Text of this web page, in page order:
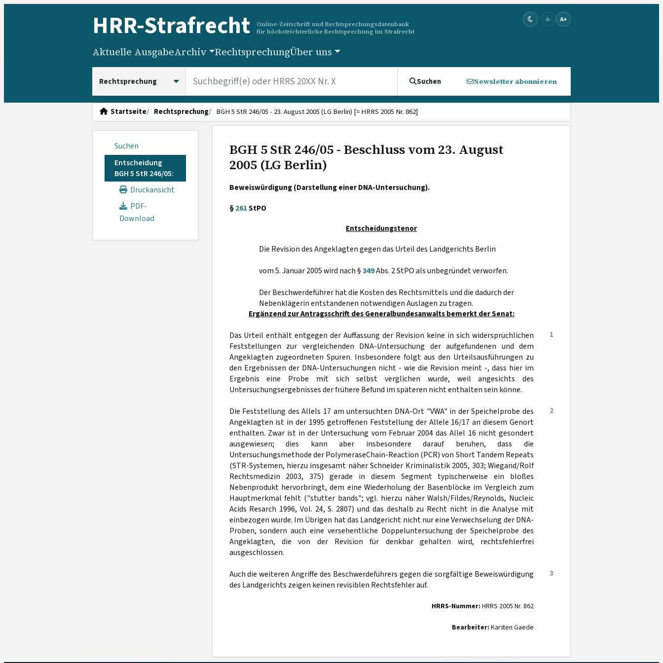
HRR-Strafrecht
Online-Zeitschrift und Rechtsprechungsdatenbank
für höchstrichterliche Rechtsprechung im Strafrecht
A- A+
Aktuelle AusgabeArchiv RechtsprechungÜber uns
Suchen Newsletter abonnieren
Startseite Rechtsprechung BGH 5 StR 246/05 - 23. August 2005 (LG Berlin) [= HRRS 2005 Nr. 862]
Suchen
Entscheidung
BGH 5 StR 246/05:
Druckansicht
PDF-
Download
BGH 5 StR 246/05 - Beschluss vom 23. August
2005 (LG Berlin)
Beweiswürdigung (Darstellung einer DNA-Untersuchung).
§261StPO
Entscheidungstenor
Die Revision des Angeklagten gegen das Urteil des Landgerichts Berlin
vom 5. Januar 2005 wird nach §349Abs. 2 StPO als unbegründet verworfen.
Der Beschwerdeführer hat die Kosten des Rechtsmittels und die dadurch der
Nebenklägerin entstandenen notwendigen Auslagen zu tragen.
Ergänzend zur Antragsschrift des Generalbundesanwalts bemerkt der Senat:
1
Das Urteil enthält entgegen der Auffassung der Revision keine in sich widersprüchlichen
Feststellungen zur vergleichenden DNA-Untersuchung der aufgefundenen und dem
Angeklagten zugeordneten Spuren. Insbesondere folgt aus den Urteilsausführungen zu
den Ergebnissen der DNA-Untersuchungen nicht - wie die Revision meint -, dass hier im
Ergebnis eine Probe mit sich selbst verglichen wurde, weil angesichts des
Untersuchungsergebnisses der frühere Befund im späteren nicht enthalten sein könne.
2
Die Feststellung des Allels 17 am untersuchten DNA-Ort "VWA" in der Speichelprobe des
Angeklagten ist in der 1995 getroffenen Feststellung der Allele 16/17 an diesem Genort
enthalten. Zwar ist in der Untersuchung vom Februar 2004 das Allel 16 nicht gesondert
ausgewiesen; dies kann aber insbesondere darauf beruhen, dass die
Untersuchungsmethode der PolymeraseChain-Reaction (PCR) von Short Tandem Repeats
(STR-Systemen, hierzu insgesamt näher Schneider Kriminalistik 2005, 303; Wiegand/Rolf
Rechtsmedizin 2003, 375) gerade in diesem Segment typischerweise ein bloßes
Nebenprodukt hervorbringt, dem eine Wiederholung der Basenblöcke im Vergleich zum
Hauptmerkmal fehlt ("stutter bands"; vgl. hierzu näher Walsh/Fildes/Reynolds, Nucleic
Acids Resarch 1996, Vol. 24, S. 2807) und das deshalb zu Recht nicht in die Analyse mit
einbezogen wurde. Im Übrigen hat das Landgericht nicht nur eine Verwechselung der DNA-
Proben, sondern auch eine versehentliche Doppeluntersuchung der Speichelprobe des
Angeklagten, die von der Revision für denkbar gehalten wird, rechtsfehlerfrei
ausgeschlossen.
3
Auch die weiteren Angriffe des Beschwerdeführers gegen die sorgfältige Beweiswürdigung
des Landgerichts zeigen keinen revisiblen Rechtsfehler auf.
HRRS-Nummer: HRRS 2005 Nr. 862
Bearbeiter: Karsten Gaede